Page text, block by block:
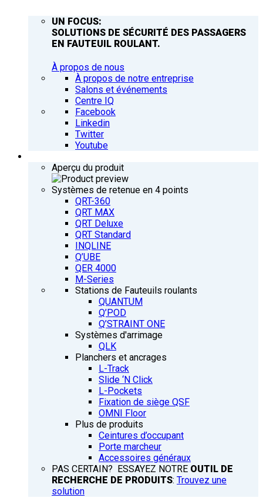
UN FOCUS:
SOLUTIONS DE SÉCURITÉ DES PASSAGERS
EN FAUTEUIL ROULANT.
À propos de nous
À propos de notre entreprise
Salons et événements
Centre IQ
Facebook
Linkedin
Twitter
Youtube
Aperçu du produit
Systèmes de retenue en 4 points
QRT-360
QRT MAX
QRT Deluxe
QRT Standard
INQLINE
Q’UBE
QER 4000
M-Series
Stations de Fauteuils roulants
QUANTUM
Q’POD
Q’STRAINT ONE
Systèmes d'arrimage
QLK
Planchers et ancrages
L-Track
Slide ‘N Click
L-Pockets
Fixation de siège QSF
OMNI Floor
Plus de produits
Ceintures d’occupant
Porte marcheur
Accessoires généraux
PAS CERTAIN? ESSAYEZ NOTRE OUTIL DE
RECHERCHE DE PRODUITS: Trouvez une
solution